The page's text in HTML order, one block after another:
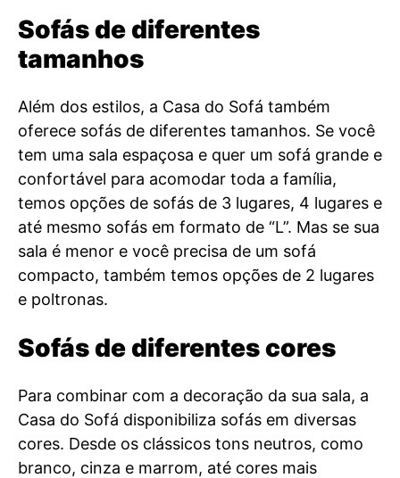
Sofás de diferentes
tamanhos
Além dos estilos, a Casa do Sofá também
oferece sofás de diferentes tamanhos. Se você
tem uma sala espaçosa e quer um sofá grande e
confortável para acomodar toda a família,
temos opções de sofás de 3 lugares, 4 lugares e
até mesmo sofás em formato de “L”. Mas se sua
sala é menor e você precisa de um sofá
compacto, também temos opções de 2 lugares
e poltronas.
Sofás de diferentes cores
Para combinar com a decoração da sua sala, a
Casa do Sofá disponibiliza sofás em diversas
cores. Desde os clássicos tons neutros, como
branco, cinza e marrom, até cores mais